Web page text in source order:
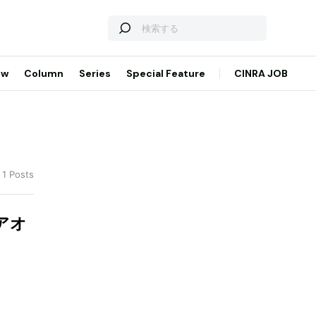
Column Series Special Feature CINRA JOB
Posts
オ